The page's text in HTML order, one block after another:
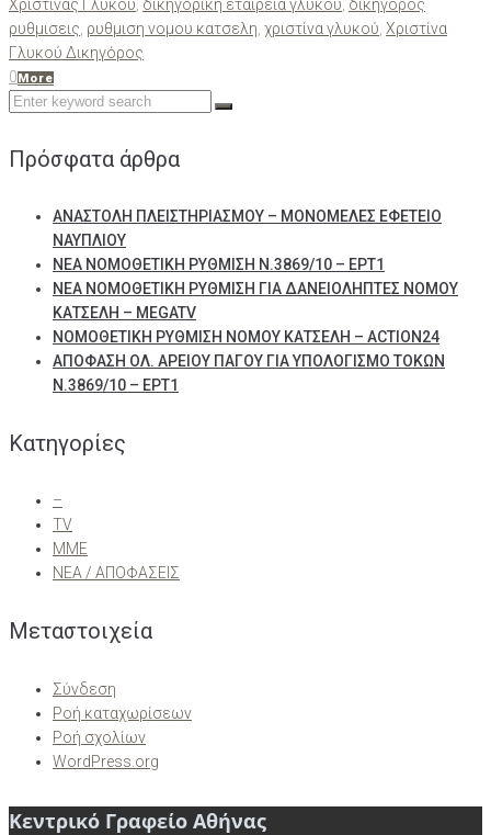
Χριστίνας Γλυκού δικηγορική εταιρεία γλυκού δικηγορος
ρυθμισεις ρυθμιση νομου κατσελη χριστίνα γλυκού Χριστίνα
Γλυκού Δικηγόρος
0 More
Search
Πρόσφατα άρθρα
ΑΝΑΣΤΟΛΗ ΠΛΕΙΣΤΗΡΙΑΣΜΟΥ – ΜΟΝΟΜΕΛΕΣ ΕΦΕΤΕΙΟ
ΝΑΥΠΛΙΟΥ
ΝΕΑ ΝΟΜΟΘΕΤΙΚΗ ΡΥΘΜΙΣΗ Ν.3869/10 – ΕΡΤ1
ΝΕΑ ΝΟΜΟΘΕΤΙΚΗ ΡΥΘΜΙΣΗ ΓΙΑ ΔΑΝΕΙΟΛΗΠΤΕΣ ΝΟΜΟΥ
ΚΑΤΣΕΛΗ – MEGATV
ΝΟΜΟΘΕΤΙΚΗ ΡΥΘΜΙΣΗ ΝΟΜΟΥ ΚΑΤΣΕΛΗ – ACTION24
ΑΠΟΦΑΣΗ ΟΛ. ΑΡΕΙΟΥ ΠΑΓΟΥ ΓΙΑ ΥΠΟΛΟΓΙΣΜΟ ΤΟΚΩΝ
Ν.3869/10 – ΕΡΤ1
Kατηγορίες
–
TV
ΜΜΕ
ΝΕΑ / ΑΠΟΦΑΣΕΙΣ
Μεταστοιχεία
Σύνδεση
Ροή καταχωρίσεων
Ροή σχολίων
WordPress.org
Κεντρικό Γραφείο Αθήνας